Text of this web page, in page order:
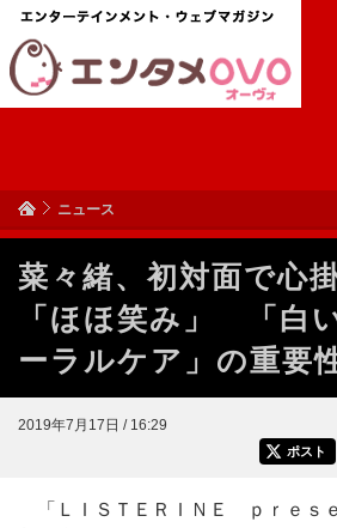
ニュース
菜々緒、初対面で心
「ほほ笑み」 「白
ーラルケア」の重要
2019年7月17日 / 16:29
ポスト
「ＬＩＳＴＥＲＩＮＥ ｐｒｅｓ